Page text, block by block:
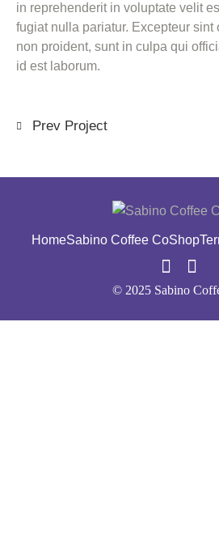
in reprehenderit in voluptate velit
fugiat nulla pariatur. Excepteur sint
non proident, sunt in culpa qui
id est laborum.
Prev Project
HomeSabino Coffee CoShop
© 2025 Sabino